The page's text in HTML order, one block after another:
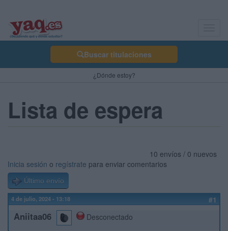
Buscar titulaciones
¿Dónde estoy?
Lista de espera
10 envíos / 0 nuevos
Inicia sesión o regístrate para enviar comentarios
Último envío
4 de julio, 2024 - 13:18 #1
Aniitaa06
Desconectado